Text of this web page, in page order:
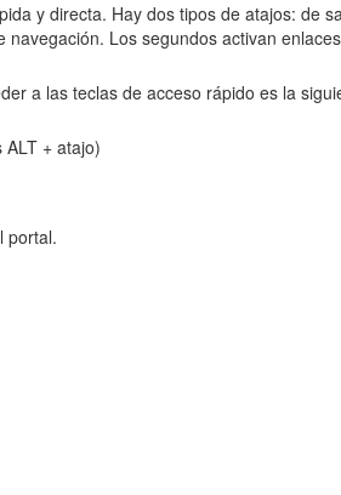
y directa. Hay dos tipos de atajos: de
Los segundos activan
a las teclas de acceso rápido es la
+ atajo)
portal.